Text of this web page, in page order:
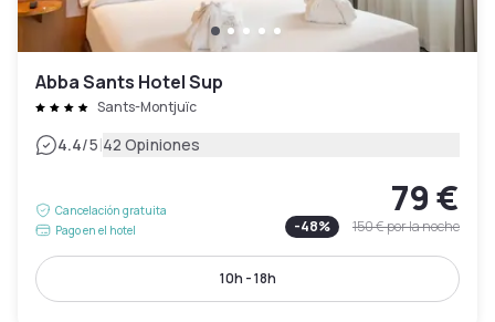
Abba Sants Hotel Sup
Sants-Montjuïc
4.4/5|42 Opiniones
Cancelación gratuita
Pago en el hotel
79 €
-48% 150 €por la noche
10h - 18h